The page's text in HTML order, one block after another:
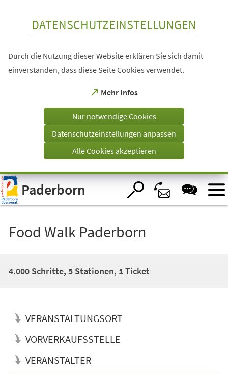
Visuelle
Assistenzsoftware
öffnen.
DATENSCHUTZEINSTELLUNGEN
Durch die Nutzung dieser Website erklären Sie sich damit
einverstanden, dass diese Seite Cookies verwendet.
Mehr Infos
(Öffnet
einem
Tab)
Nur notwendige Cookies
Datenschutzeinstellungen anpassen
Alle Cookies akzeptieren
Paderborn
Food Walk Paderborn
4.000 Schritte, 5 Stationen, 1 Ticket
VERANSTALTUNGSORT
VORVERKAUFSSTELLE
VERANSTALTER